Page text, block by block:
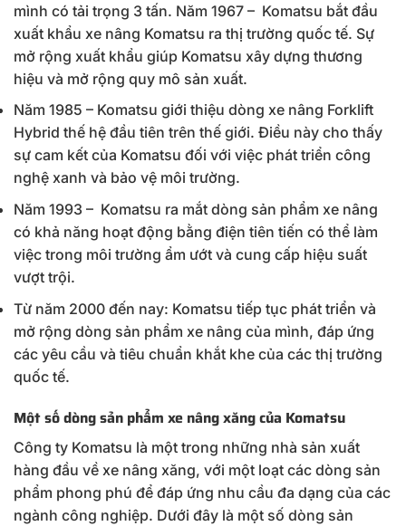
mình có tải trọng 3 tấn. Năm 1967 – Komatsu bắt đầu
xuất khẩu xe nâng Komatsu ra thị trường quốc tế. Sự
mở rộng xuất khẩu giúp Komatsu xây dựng thương
hiệu và mở rộng quy mô sản xuất.
Năm 1985 – Komatsu giới thiệu dòng xe nâng Forklift
Hybrid thế hệ đầu tiên trên thế giới. Điều này cho thấy
sự cam kết của Komatsu đối với việc phát triển công
nghệ xanh và bảo vệ môi trường.
Năm 1993 – Komatsu ra mắt dòng sản phẩm xe nâng
có khả năng hoạt động bằng điện tiên tiến có thể làm
việc trong môi trường ẩm ướt và cung cấp hiệu suất
vượt trội.
Từ năm 2000 đến nay: Komatsu tiếp tục phát triển và
mở rộng dòng sản phẩm xe nâng của mình, đáp ứng
các yêu cầu và tiêu chuẩn khắt khe của các thị trường
quốc tế.
Một số dòng sản phẩm xe nâng xăng của Komatsu
Công ty Komatsu là một trong những nhà sản xuất
hàng đầu về xe nâng xăng, với một loạt các dòng sản
phẩm phong phú để đáp ứng nhu cầu đa dạng của các
ngành công nghiệp. Dưới đây là một số dòng sản